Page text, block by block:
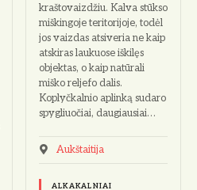
kraštovaizdžiu. Kalva stūkso
miškingoje teritorijoje, todėl
jos vaizdas atsiveria ne kaip
atskiras laukuose iškilęs
objektas, o kaip natūrali
miško reljefo dalis.
Koplyčkalnio aplinką sudaro
spygliuočiai, daugiausiai…
Aukštaitija
ALKAKALNIAI